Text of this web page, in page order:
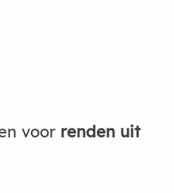
voor renden uit